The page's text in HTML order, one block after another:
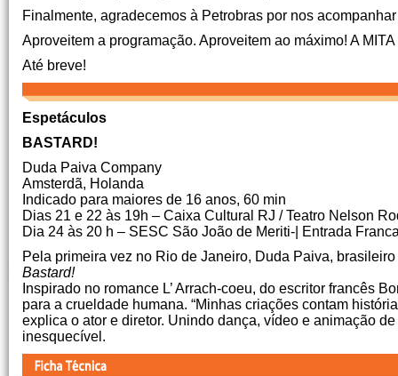
Finalmente, agradecemos à Petrobras por nos
Aproveitem a programação. Aproveitem ao máximo! A
Até breve!
Espetáculos
BASTARD!
Duda Paiva Company
Amsterdã, Holanda
Indicado para maiores de 16 anos, 60 min
Dias 21 e 22 às 19h – Caixa Cultural RJ / Teatro Nelson
Dia 24 às 20 h – SESC São João de Meriti-| Entrada
Pela primeira vez no Rio de Janeiro, Duda Paiva,
Bastard!
Inspirado no romance L’ Arrach-coeu, do escritor francês
para a crueldade humana. “Minhas criações contam
explica o ator e diretor. Unindo dança, vídeo e animação
inesquecível.